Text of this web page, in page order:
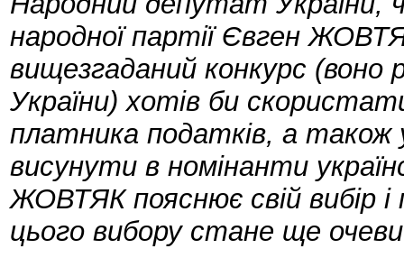
народної партії Євген
вищезгаданий конкурс (воно
України) хотів би
платника податків, а також
висунути в номінанти
ЖОВТЯК пояснює свій вибір
цього вибору стане ще